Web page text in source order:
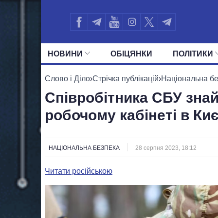
НОВИНИ ОБIЦЯНКИ ПОЛIТИКИ
УСІ ПОЛІТИКИ ПРЕЗИДЕНТ І
Слово і Діло›Стрічка публікацій›Національна
Співробітника СБУ
робочому кабінеті в
НАЦІОНАЛЬНА БЕЗПЕКА 28 серпня 2023, 18:12
Читати російською